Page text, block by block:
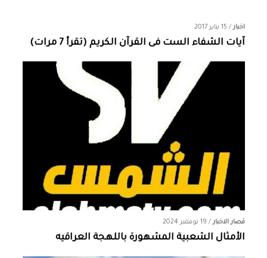
اخبار/ 15 يناير 2017
آيات الشفاء الست فى القرآن الكريم (تقرأ 7 مرات)
قصار الاخبار/ 19 نوفمبر 2024
الأمثال الشعبية المشهورة باللهجة العراقيه